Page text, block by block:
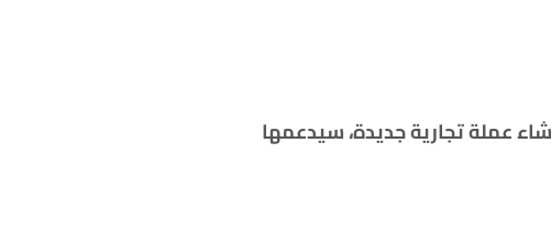
عملة تجارية جديدة، سيدعمها